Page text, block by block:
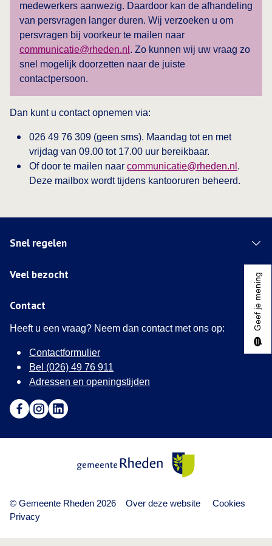
medewerkers aanwezig. Daardoor kan de afhandeling
van persvragen langer duren. Wij verzoeken u om
persvragen bij voorkeur te mailen naar
communicatie@rheden.nl . Zo kunnen wij uw vraag zo
snel mogelijk doorzetten naar de juiste
contactpersoon.
Dan kunt u contact opnemen via:
026 49 76 309 (geen sms). Maandag tot en met
vrijdag van 09.00 tot 17.00 uur bereikbaar.
Of door te mailen naar communicatie@rheden.nl .
Deze mailbox wordt tijdens kantooruren beheerd.
Snel regelen
Veel bezocht
Contact
Heeft u een vraag? Neem dan contact met ons op:
Contactformulier
Bel (026) 49 76 911
Adressen en openingstijden
© Gemeente Rheden 2026
Over deze website
Cookies
Privacy
Geef je mening